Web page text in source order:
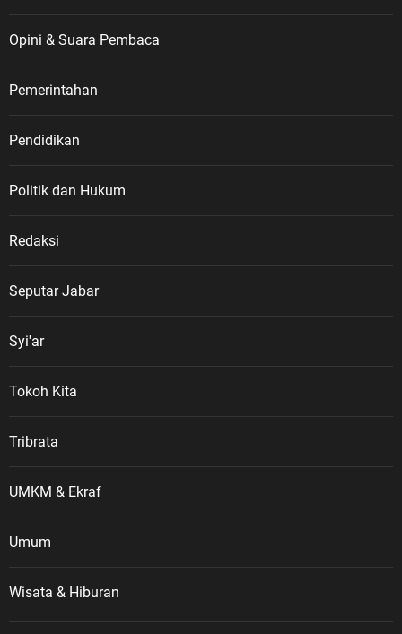
Opini & Suara Pembaca
Pemerintahan
Pendidikan
Politik dan Hukum
Redaksi
Seputar Jabar
Syi'ar
Tokoh Kita
Tribrata
UMKM & Ekraf
Umum
Wisata & Hiburan